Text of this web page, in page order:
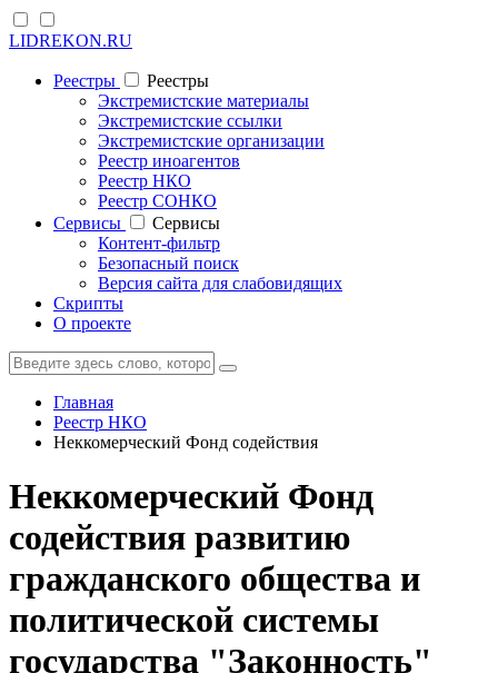
LIDREKON.RU
Реестры
Реестры
Экстремистские материалы
Экстремистские ссылки
Экстремистские организации
Реестр иноагентов
Реестр НКО
Реестр СОНКО
Cервисы
Cервисы
Контент-фильтр
Безопасный поиск
Версия сайта для слабовидящих
Скрипты
О проекте
Главная
Реестр НКО
Неккомерческий Фонд содействия
Неккомерческий Фонд
содействия развитию
гражданского общества и
политической системы
государства "Законность"